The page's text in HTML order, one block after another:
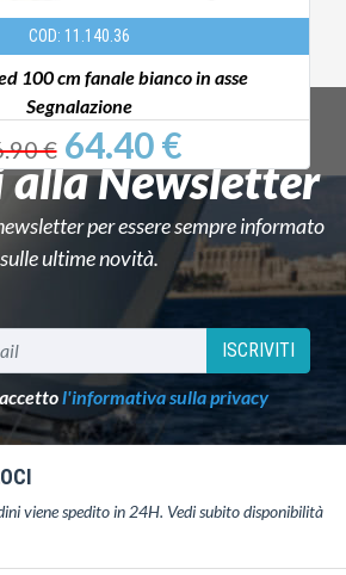
COD: 11.140.36
100 cm fanale bianco in asse
Segnalazione
€64.40 €
alla Newsletter
per essere sempre informato
sulle ultime novità.
ISCRIVITI
l'informativa sulla privacy
viene spedito in 24H. Vedi subito disponibilità